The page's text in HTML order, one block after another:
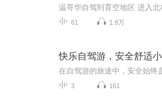
温哥华自驾到育空地区 进入北
61 1.9万
快乐自驾游，安全舒适
3 161